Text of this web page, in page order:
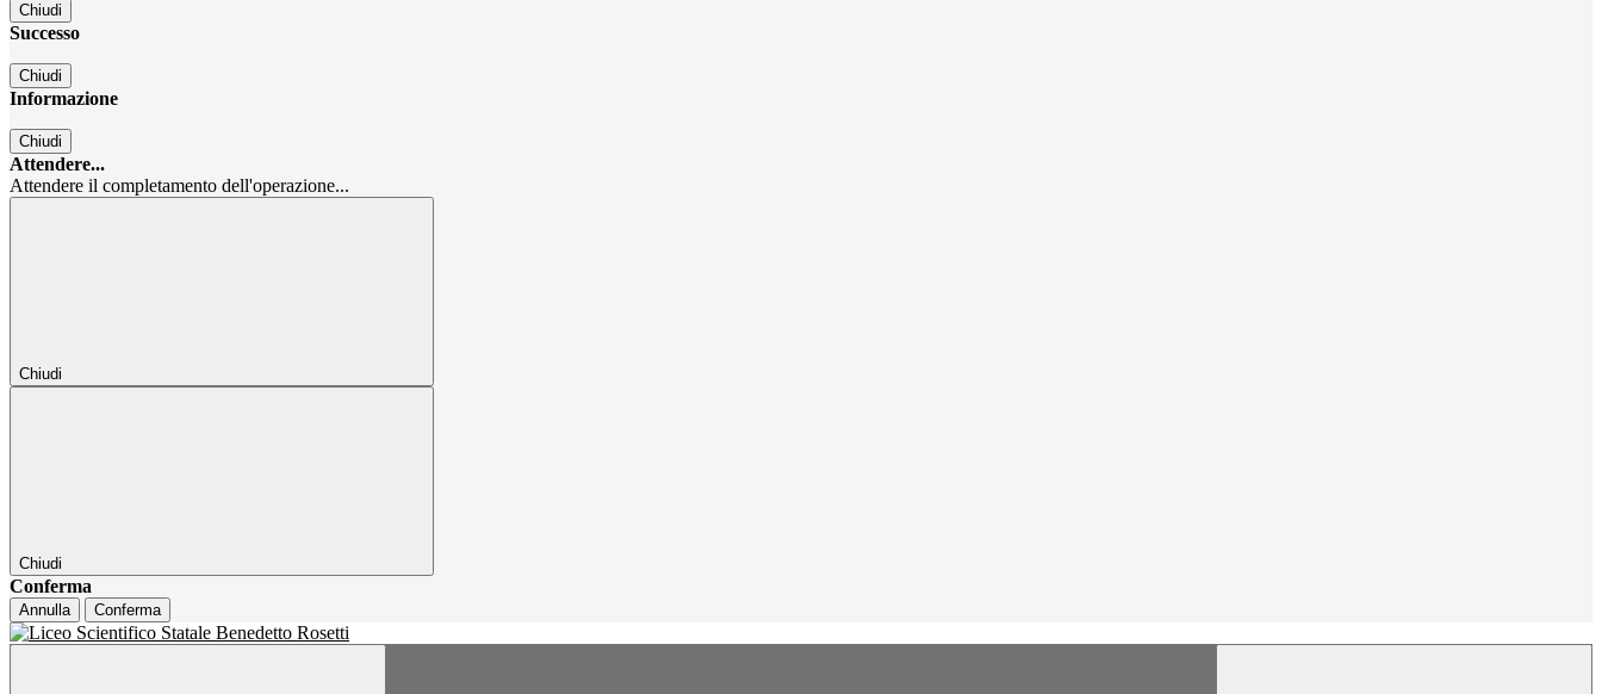
Chiudi
Successo
Chiudi
Informazione
Chiudi
Attendere...
Attendere il completamento dell'operazione...
Chiudi
Chiudi
Conferma
Annulla Conferma